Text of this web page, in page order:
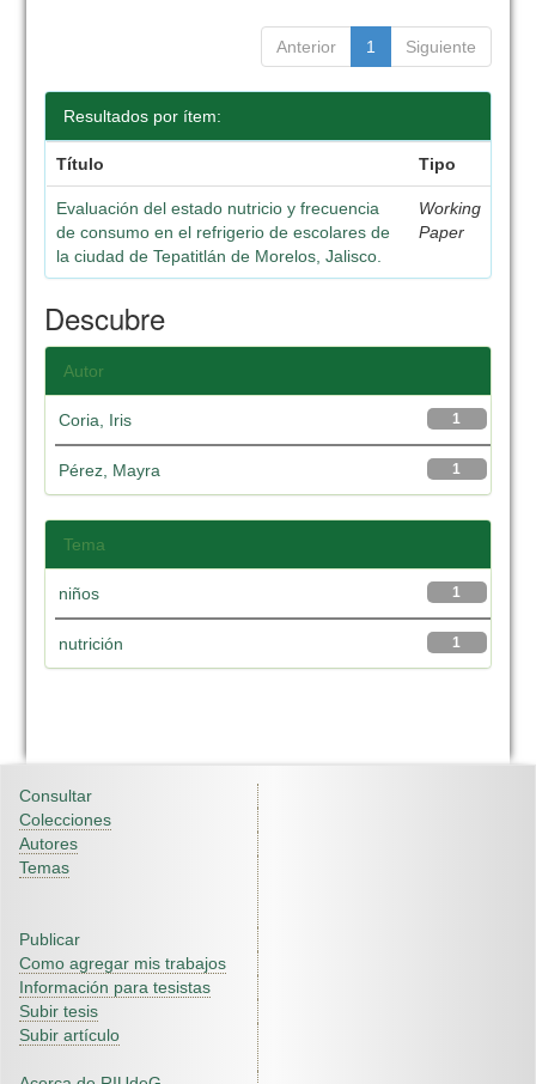
Anterior 1 Siguiente
Resultados por ítem:
Título Tipo
Evaluación del estado nutricio y frecuencia
de consumo en el refrigerio de escolares de
la ciudad de Tepatitlán de Morelos, Jalisco.
Working
Paper
Descubre
Autor
1
Coria, Iris
1
Pérez, Mayra
Tema
1
niños
1
nutrición
Consultar
Colecciones
Autores
Temas
Publicar
Como agregar mis trabajos
Información para tesistas
Subir tesis
Subir artículo